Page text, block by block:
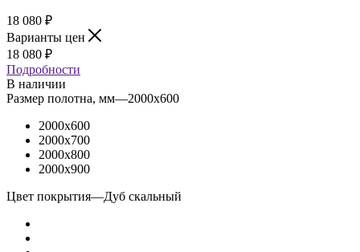
18 080 ₽
Варианты цен
18 080 ₽
Подробности
В наличии
Размер полотна, мм—2000x600
2000x600
2000x700
2000x800
2000x900
Цвет покрытия—Дуб скальный